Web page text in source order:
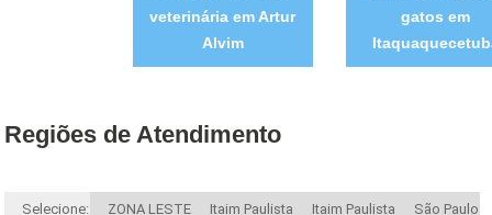
veterinária em Artur
Alvim
gatos em
Regiões de Atendimento
Selecione: ZONA LESTE Itaim Paulista Itaim Paulista São Paulo